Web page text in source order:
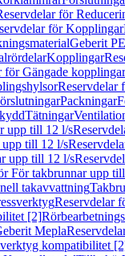
för
för Kopplingar
Geberit PE
Kopplingar
för Gängade kopplingar
Reservdelar
Packningar
Tätningar
upp till 12 l/s
till 12 l/s
upp till 12 l/s
För takbrunnar upp
takavvattning
Reservdelar
[2]
Mepla
kompatibilitet